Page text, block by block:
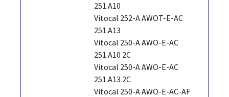
251.A10
Vitocal 252-A AWOT-E-AC
251.A13
Vitocal 250-A AWO-E-AC
251.A10 2C
Vitocal 250-A AWO-E-AC
251.A13 2C
Vitocal 250-A AWO-E-AC-AF